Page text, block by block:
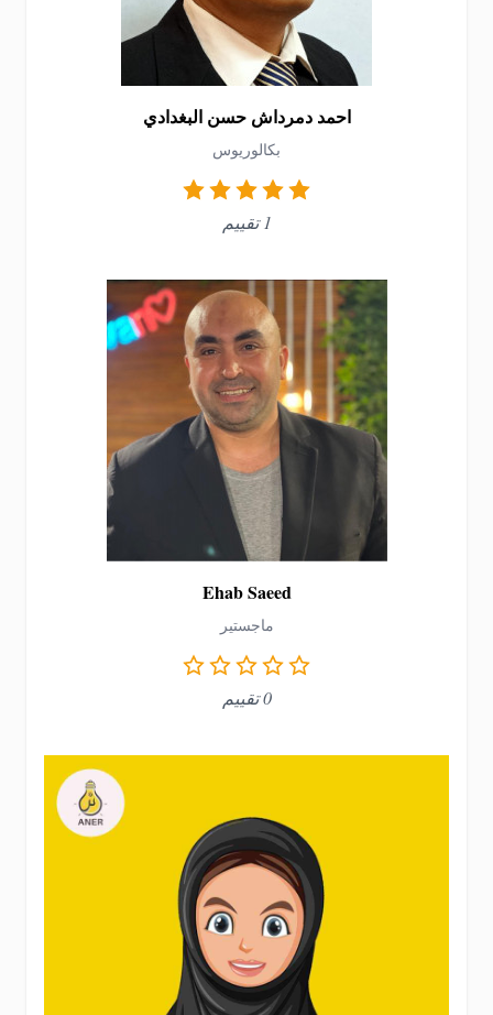
احمد دمرداش حسن البغدادي
بكالوريوس
1 تقييم
Ehab Saeed
ماجستير
0 تقييم